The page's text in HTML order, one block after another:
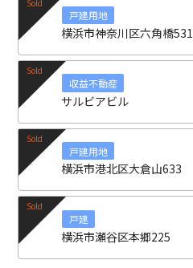
戸建用地
横浜市神奈川区六角橋531
収益不動産
サルビアビル
戸建用地
横浜市港北区大倉山633
戸建
横浜市瀬谷区本郷225